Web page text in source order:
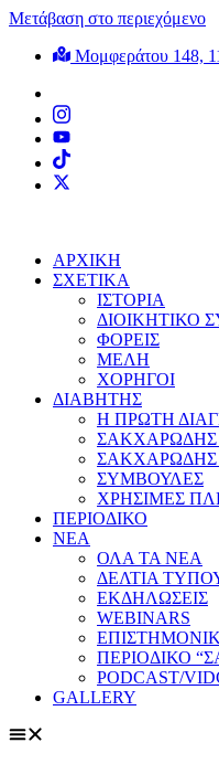
Μετάβαση στο περιεχόμενο
Μομφεράτου 148,
ΑΡΧΙΚΗ
ΣΧΕΤΙΚΑ
ΙΣΤΟΡΙΑ
ΔΙΟΙΚΗΤΙΚΟ
ΦΟΡΕΙΣ
ΜΕΛΗ
ΧΟΡΗΓΟΙ
ΔΙΑΒΗΤΗΣ
Η ΠΡΩΤΗ
ΣΑΚΧΑΡΩΔΗΣ
ΣΑΚΧΑΡΩΔΗΣ
ΣΥΜΒΟΥΛΕΣ
ΧΡΗΣΙΜΕΣ
ΠΕΡΙΟΔΙΚΟ
ΝΕΑ
ΟΛΑ ΤΑ ΝΕΑ
ΔΕΛΤΙΑ
ΕΚΔΗΛΩΣΕΙΣ
WEBINARS
ΠΕΡΙΟΔΙΚΟ
PODCAST/
GALLERY